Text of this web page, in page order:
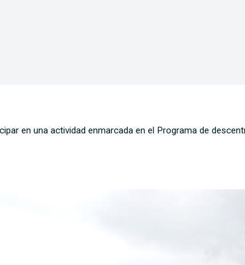
en una actividad enmarcada en el Programa de